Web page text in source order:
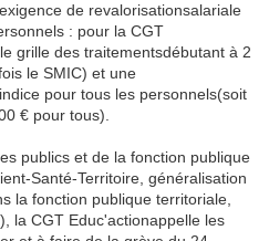
de revalorisationsalariale
: pour la CGT
grille des traitementsdébutant à 2
le SMIC) et une
pour tous les personnels(soit
€ pour tous).
publics et de la fonction publique
Santé-Territoire, généralisation
la fonction publique territoriale,
la CGT Educ'actionappelle les